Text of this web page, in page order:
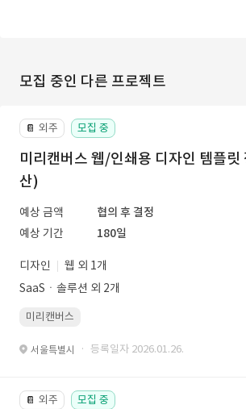
모집 중인 다른 프로젝트
📔 외주 모집 중
미리캔버스 웹/인쇄용 디자인 템플릿
산)
예상 금액
협의 후 결정
예상 기간
180일
디자인
웹 외 1개
SaaSㆍ솔루션 외 2개
미리캔버스
서울특별시 · 등록일자 2026.01.26.
📔 외주 모집 중